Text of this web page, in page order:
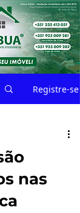
Registre-se
nas